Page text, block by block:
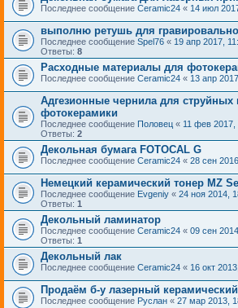
Последнее сообщение Ceramic24 « 14 июл
выполню ретушь для
Последнее сообщение Spel76 « 19 апр 2017,
Ответы: 8
Расходные материалы для
Последнее сообщение Ceramic24 « 13 апр
Адгезионные чернила для струйных
фотокерамики
Последнее сообщение Половец « 11 фев 2017,
Ответы: 2
Декольная бумага FOTOCAL G
Последнее сообщение Ceramic24 « 28 сен
Немецкий керамический тонер MZ
Последнее сообщение Evgeniy « 24 ноя 2014,
Ответы: 1
Декольный ламинатор
Последнее сообщение Ceramic24 « 09 сен
Ответы: 1
Декольный лак
Последнее сообщение Ceramic24 « 16 окт
Продаём б-у лазерный
Последнее сообщение Руслан « 27 мар 2013,